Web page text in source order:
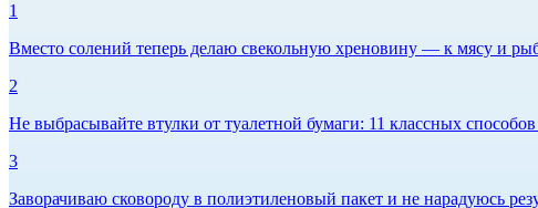
1
Вместо солений теперь делаю свекольную хреновину — к мясу и
2
Не выбрасывайте втулки от туалетной бумаги: 11 классных
3
Заворачиваю сковороду в полиэтиленовый пакет и не нарадуюсь